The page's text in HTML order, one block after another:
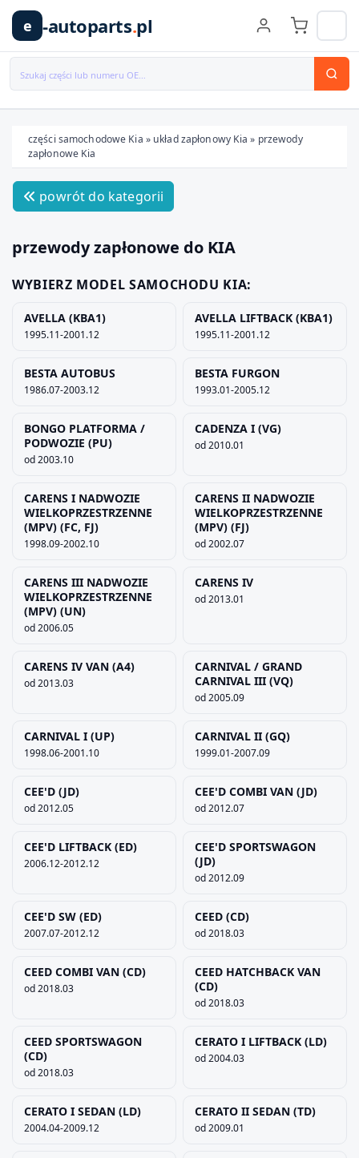
e -autoparts.pl
Wybierz swój pojazd
MARKA
TYP / SILNIK
Anuluj
części samochodowe Kia » układ zapłonowy Kia» przewody
zapłonowe Kia
powrót do kategorii
przewody zapłonowe do KIA
WYBIERZ MODEL SAMOCHODU KIA:
AVELLA (KBA1)
1995.11-2001.12
AVELLA LIFTBACK (KBA1)
1995.11-2001.12
BESTA AUTOBUS
1986.07-2003.12
BESTA FURGON
1993.01-2005.12
BONGO PLATFORMA /
PODWOZIE (PU)
od 2003.10
CADENZA I (VG)
od 2010.01
CARENS I NADWOZIE
WIELKOPRZESTRZENNE
(MPV) (FC, FJ)
1998.09-2002.10
CARENS II NADWOZIE
WIELKOPRZESTRZENNE
(MPV) (FJ)
od 2002.07
CARENS III NADWOZIE
WIELKOPRZESTRZENNE
(MPV) (UN)
od 2006.05
CARENS IV
od 2013.01
CARENS IV VAN (A4)
od 2013.03
CARNIVAL / GRAND
CARNIVAL III (VQ)
od 2005.09
CARNIVAL I (UP)
1998.06-2001.10
CARNIVAL II (GQ)
1999.01-2007.09
CEE'D (JD)
od 2012.05
CEE'D COMBI VAN (JD)
od 2012.07
CEE'D LIFTBACK (ED)
2006.12-2012.12
CEE'D SPORTSWAGON
(JD)
od 2012.09
CEE'D SW (ED)
2007.07-2012.12
CEED (CD)
od 2018.03
CEED COMBI VAN (CD)
od 2018.03
CEED HATCHBACK VAN
(CD)
od 2018.03
CEED SPORTSWAGON
(CD)
od 2018.03
CERATO I LIFTBACK (LD)
od 2004.03
CERATO I SEDAN (LD)
2004.04-2009.12
CERATO II SEDAN (TD)
od 2009.01